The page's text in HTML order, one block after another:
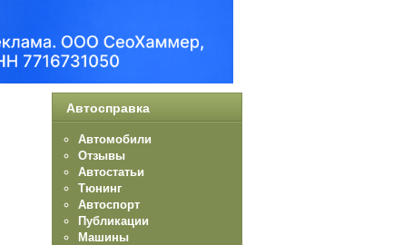
Автосправка
Автомобили
Отзывы
Автостатьи
Тюнинг
Автоспорт
Публикации
Машины